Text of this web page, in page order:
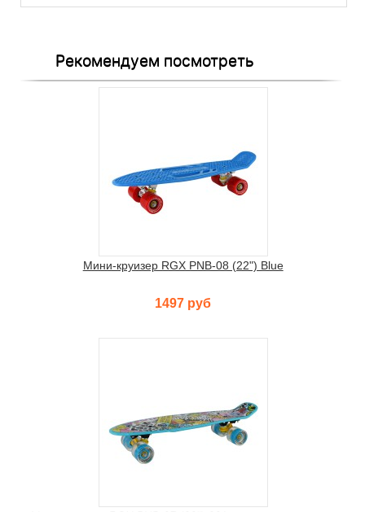
Рекомендуем посмотреть
Мини-круизер RGX PNB-08 (22") Blue
1497 руб